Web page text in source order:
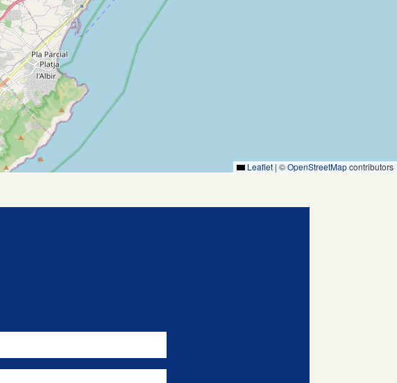
Leaflet | ©OpenStreetMapcontributors